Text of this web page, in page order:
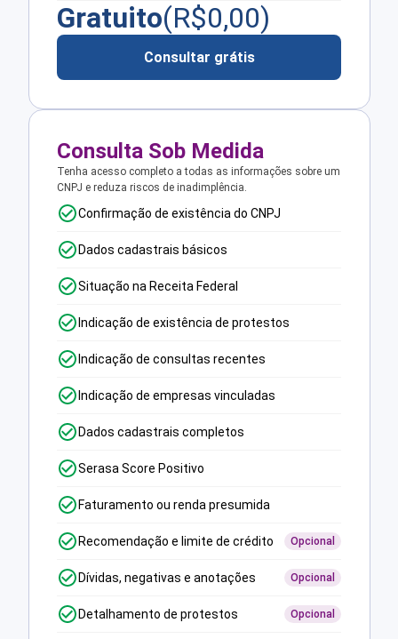
Gratuito(R$0,00)
Consultar grátis
Consulta Sob Medida
Tenha acesso completo a todas as informações sobre um
CNPJ e reduza riscos de inadimplência.
Confirmação de existência do CNPJ
Dados cadastrais básicos
Situação na Receita Federal
Indicação de existência de protestos
Indicação de consultas recentes
Indicação de empresas vinculadas
Dados cadastrais completos
Serasa Score Positivo
Faturamento ou renda presumida
Recomendação e limite de crédito Opcional
Dívidas, negativas e anotações Opcional
Detalhamento de protestos Opcional